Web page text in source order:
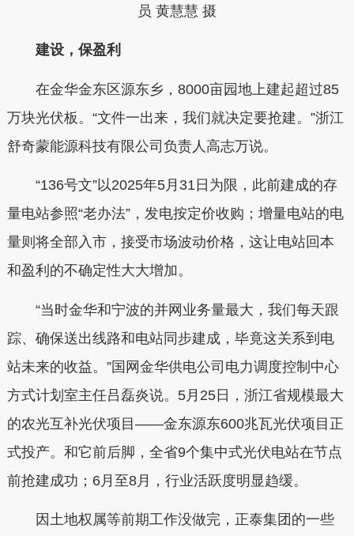
员 黄慧慧 摄
建设，保盈利
在金华金东区源东乡，8000亩园地上建起超过85
万块光伏板。“文件一出来，我们就决定要抢建。”浙江
舒奇蒙能源科技有限公司负责人高志万说。
“136号文”以2025年5月31日为限，此前建成的存
量电站参照“老办法”，发电按定价收购；增量电站的电
量则将全部入市，接受市场波动价格，这让电站回本
和盈利的不确定性大大增加。
“当时金华和宁波的并网业务量最大，我们每天跟
踪、确保送出线路和电站同步建成，毕竟这关系到电
站未来的收益。”国网金华供电公司电力调度控制中心
方式计划室主任吕磊炎说。5月25日，浙江省规模最大
的农光互补光伏项目——金东源东600兆瓦光伏项目正
式投产。和它前后脚，全省9个集中式光伏电站在节点
前抢建成功；6月至8月，行业活跃度明显趋缓。
因土地权属等前期工作没做完，正泰集团的一些